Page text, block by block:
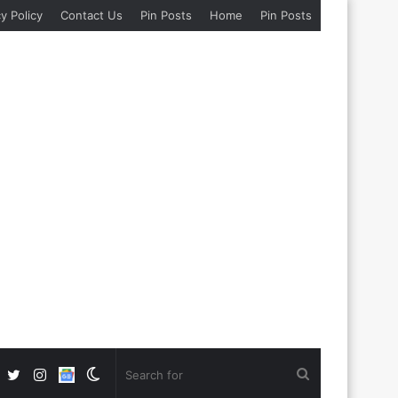
Policy Contact Us Pin Posts Home Pin Posts
Switch
Google
Instagram
Twitter
Facebook